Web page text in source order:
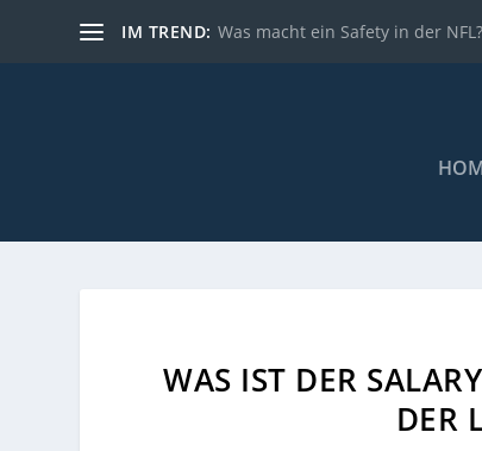
IM TREND: Was macht ein Safety in der
WAS IST DER
DER